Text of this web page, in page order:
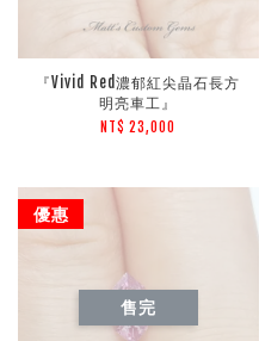
『Vivid Red濃郁紅尖晶石長方
明亮車工』
NT$ 23,000
優惠
售完